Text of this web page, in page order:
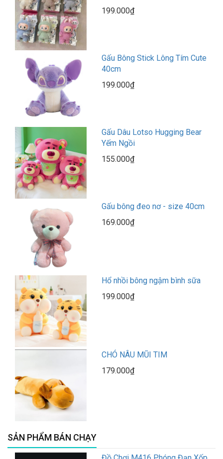
199.000₫
Gấu Bông Stick Lông Tím Cute
40cm
199.000₫
Gấu Dâu Lotso Hugging Bear
Yếm Ngồi
155.000₫
Gấu bông đeo nơ - size 40cm
169.000₫
Hổ nhồi bông ngậm bình sữa
199.000₫
CHÓ NÂU MŨI TIM
179.000₫
SẢN PHẨM BÁN CHẠY